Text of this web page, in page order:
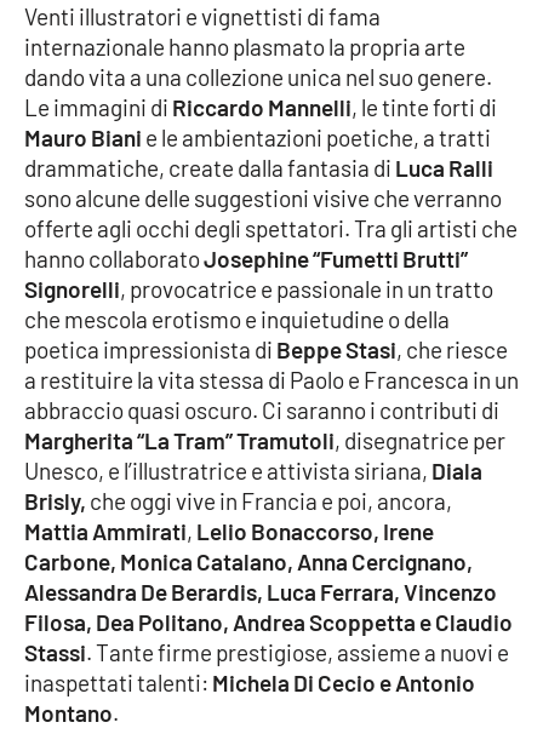
Sanità
Società
Sport
RUBRICHE
Good Morning Vietnam
Parchi Marini Calabria
Leggendo Alvaro insieme
Imprese Di Calabria
Le perfidie di Antonella Grippo
Venti di comunicazione
STREAMING
Venti illustratori e vignettisti di fama
internazionale hanno plasmato la propria arte
dando vita a una collezione unica nel suo genere.
Le immagini di Riccardo Mannelli, le tinte forti di
Mauro Biani e le ambientazioni poetiche, a tratti
drammatiche, create dalla fantasia di Luca Ralli
sono alcune delle suggestioni visive che verranno
offerte agli occhi degli spettatori. Tra gli artisti che
hanno collaboratoJosephine “Fumetti Brutti”
Signorelli, provocatrice e passionale in un tratto
che mescola erotismo e inquietudine o della
poetica impressionista di Beppe Stasi, che riesce
a restituire la vita stessa di Paolo e Francesca in un
abbraccio quasi oscuro. Ci saranno i contributi di
Margherita “La Tram” Tramutoli, disegnatrice per
Unesco, e l’illustratrice e attivista siriana, Diala
Brisly, che oggi vive in Francia e poi, ancora,
Mattia Ammirati, Lelio Bonaccorso, Irene
Carbone, Monica Catalano, Anna Cercignano,
Alessandra De Berardis, Luca Ferrara, Vincenzo
Filosa, Dea Politano, Andrea Scoppetta e Claudio
Stassi. Tante firme prestigiose, assieme a nuovi e
inaspettati talenti: Michela Di Cecio e Antonio
Montano.